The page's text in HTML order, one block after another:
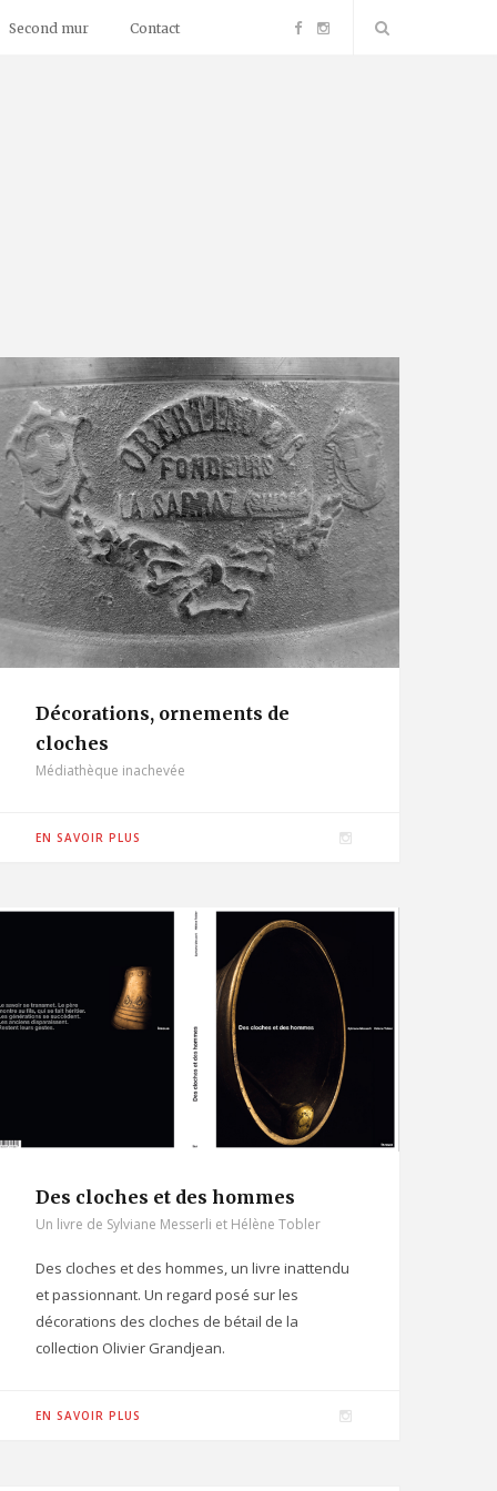
Second mur Contact F
o
k
I
r
a
m
Décorations, ornements de
cloches
Médiathèque inachevée
EN SAVOIR PLUS
I
Des cloches et des hommes
Un livre de Sylviane Messerli et Hélène Tobler
Des cloches et des hommes, un livre inattendu
et passionnant. Un regard posé sur les
décorations des cloches de bétail de la
collection Olivier Grandjean.
EN SAVOIR PLUS
I